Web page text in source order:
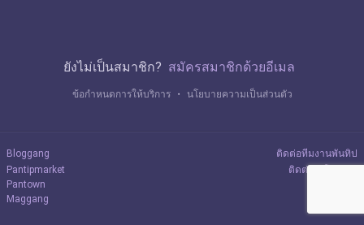
ยังไม่เป็นสมาชิก? สมัครสมาชิกด้วยอีเมล
ข้อกำหนดการให้บริการ ・ นโยบายความเป็นส่วนตัว
Bloggang
Pantipmarket
Pantown
Maggang
ติดต่อทีมงานพันทิป
ติดต่อลงโฆษณา